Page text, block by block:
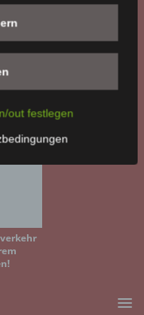
out festlegen